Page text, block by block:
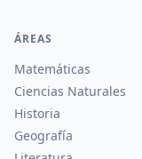
ÁREAS
Matemáticas
Ciencias Naturales
Historia
Geografía